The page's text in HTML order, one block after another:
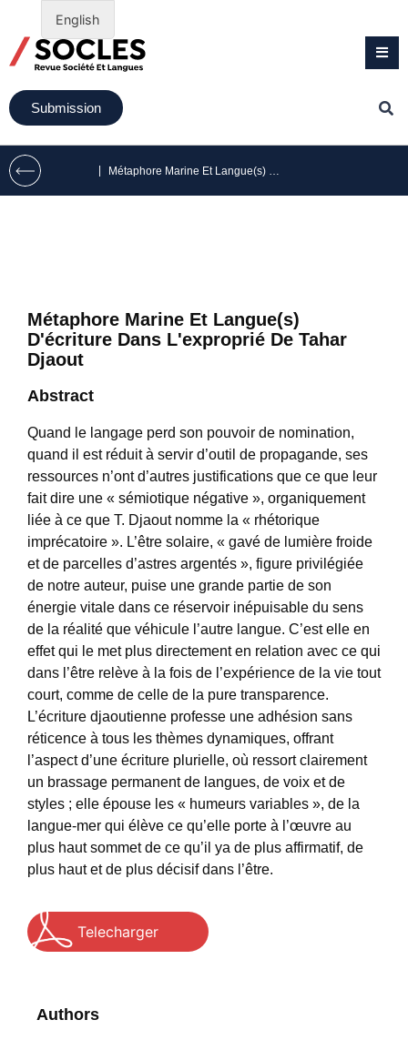
Submission
Métaphore Marine Et Langue(s)
D'écriture Dans L'exproprié De Tahar
Djaout
Abstract
Quand le langage perd son pouvoir de nomination,
quand il est réduit à servir d’outil de propagande, ses
ressources n’ont d’autres justifications que ce que leur
fait dire une « sémiotique négative », organiquement
liée à ce que T. Djaout nomme la « rhétorique
imprécatoire ». L’être solaire, « gavé de lumière froide
et de parcelles d’astres argentés », figure privilégiée
de notre auteur, puise une grande partie de son
énergie vitale dans ce réservoir inépuisable du sens
de la réalité que véhicule l’autre langue. C’est elle en
effet qui le met plus directement en relation avec ce qui
dans l’être relève à la fois de l’expérience de la vie tout
court, comme de celle de la pure transparence.
L’écriture djaoutienne professe une adhésion sans
réticence à tous les thèmes dynamiques, offrant
l’aspect d’une écriture plurielle, où ressort clairement
un brassage permanent de langues, de voix et de
styles ; elle épouse les « humeurs variables », de la
langue-mer qui élève ce qu’elle porte à l’œuvre au
plus haut sommet de ce qu’il ya de plus affirmatif, de
plus haut et de plus décisif dans l’être.
Telecharger
Authors
English